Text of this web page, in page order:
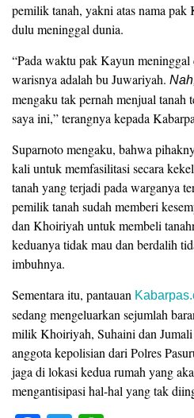
pemilik tanah, yakni atas nama pak
dulu meninggal dunia.
“Pada waktu pak Kayun
warisnya adalah bu Juwariyah.
mengaku tak pernah menjual tanah
saya ini,” terangnya kepada
Suparnoto mengaku, bahwa
kali untuk memfasilitasi secara
tanah yang terjadi pada warganya
pemilik tanah sudah memberi
dan Khoiriyah untuk membeli
keduanya tidak mau dan berdalih
imbuhnya.
‎Sementara itu, pantauan
sedang mengeluarkan sejumlah
milik Khoiriyah, Suhaini dan
anggota kepolisian dari Polres
jaga di lokasi kedua rumah yang
mengantisipasi hal-hal yang tak